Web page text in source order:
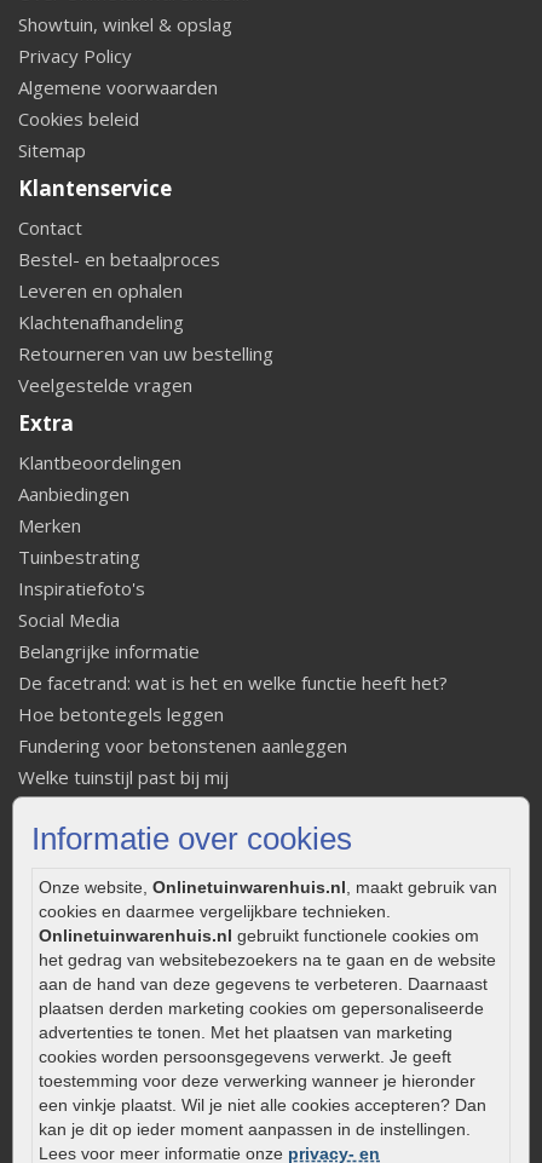
Informatie over cookies
Onze website, Onlinetuinwarenhuis.nl , maakt gebruik van
cookies en daarmee vergelijkbare technieken.
Onlinetuinwarenhuis.nl gebruikt functionele cookies om
het gedrag van websitebezoekers na te gaan en de website
aan de hand van deze gegevens te verbeteren. Daarnaast
plaatsen derden marketing cookies om gepersonaliseerde
advertenties te tonen. Met het plaatsen van marketing
cookies worden persoonsgegevens verwerkt. Je geeft
toestemming voor deze verwerking wanneer je hieronder
een vinkje plaatst. Wil je niet alle cookies accepteren? Dan
kan je dit op ieder moment aanpassen in de instellingen.
Lees voor meer informatie onze privacy- en
Showtuin, winkel & opslag
Privacy Policy
Algemene voorwaarden
Cookies beleid
Sitemap
Klantenservice
Contact
Bestel- en betaalproces
Leveren en ophalen
Klachtenafhandeling
Retourneren van uw bestelling
Veelgestelde vragen
Extra
Klantbeoordelingen
Aanbiedingen
Merken
Tuinbestrating
Inspiratiefoto's
Social Media
Belangrijke informatie
De facetrand: wat is het en welke functie heeft het?
Hoe betontegels leggen
Fundering voor betonstenen aanleggen
Welke tuinstijl past bij mij
Legverbanden gebakken bestrating
Aanlegtips voor gebakken bestrating
Zelf een terras aanleggen
Kleine stadstuin inrichten
0320 – 219170
Kaapstanderweg 41
8243 RB Lelystad
info@onlinetuinwarenhuis.nl
Routebeschrijving